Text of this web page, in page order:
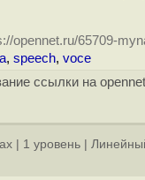
opennet.ru/65709-
, speech, voce
ссылки на
1 уровень